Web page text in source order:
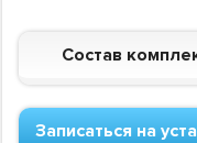
Состав
Записаться на